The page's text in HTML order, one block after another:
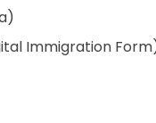
Immigration